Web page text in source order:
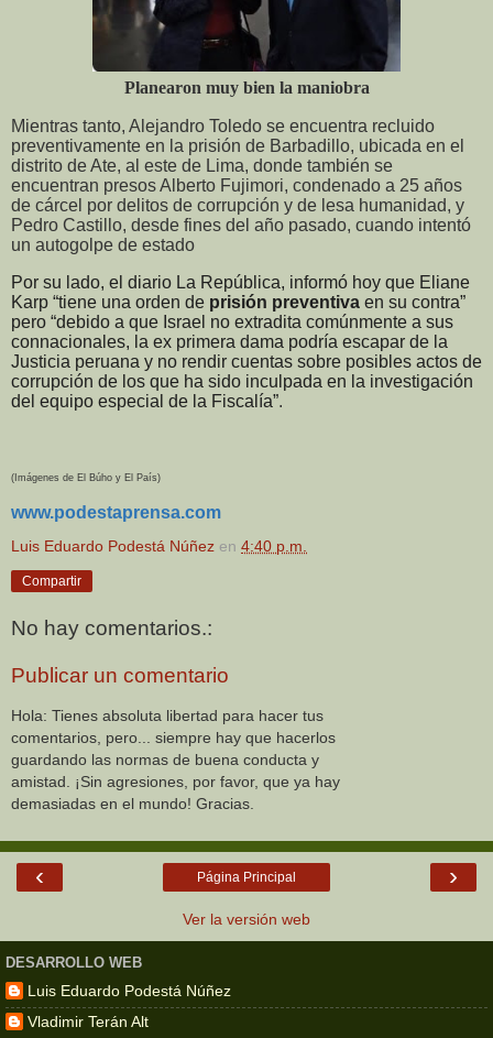
Planearon muy bien la maniobra
Mientras tanto, Alejandro Toledo se encuentra recluido
preventivamente en la prisión de Barbadillo, ubicada en el
distrito de Ate, al este de Lima, donde también se
encuentran presos Alberto Fujimori, condenado a 25 años
de cárcel por delitos de corrupción y de lesa humanidad, y
Pedro Castillo, desde fines del año pasado, cuando intentó
un autogolpe de estado
Por su lado, el diario La República, informó hoy que Eliane
Karp “tiene una orden de prisión preventiva en su contra”
pero “debido a que Israel no extradita comúnmente a sus
connacionales, la ex primera dama podría escapar de la
Justicia peruana y no rendir cuentas sobre posibles actos de
corrupción de los que ha sido inculpada en la investigación
del equipo especial de la Fiscalía”.
(Imágenes de El Búho y El País)
www.podestaprensa.com
Luis Eduardo Podestá Núñez en 4:40 p.m.
Compartir
No hay comentarios.:
Publicar un comentario
Hola: Tienes absoluta libertad para hacer tus
comentarios, pero... siempre hay que hacerlos
guardando las normas de buena conducta y
amistad. ¡Sin agresiones, por favor, que ya hay
demasiadas en el mundo! Gracias.
‹ ›
Página Principal
Ver la versión web
DESARROLLO WEB
Luis Eduardo Podestá Núñez
Vladimir Terán Alt